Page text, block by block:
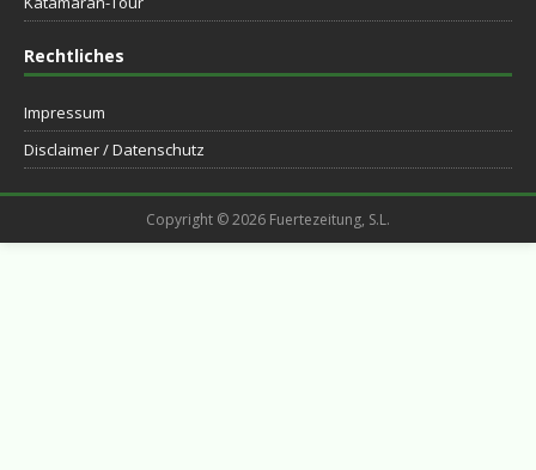
Rechtliches
Impressum
Disclaimer / Datenschutz
Copyright © 2026 Fuertezeitung, S.L.